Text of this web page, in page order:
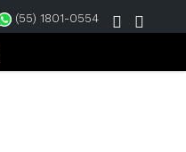
(55) 1801-0554